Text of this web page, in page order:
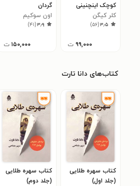
کوچک اینچنینی
کلر کیگن
۳٫۵(۵۶)
۹۹,۰۰۰ ت
گردان
اون سوکیم
۳٫۹(۴۱)
۱۵۰,۰۰۰ ت
کتاب‌های دانا تارت
کتاب سهره طلایی
(جلد اول)
کتاب سهره طلایی
(جلد دوم)